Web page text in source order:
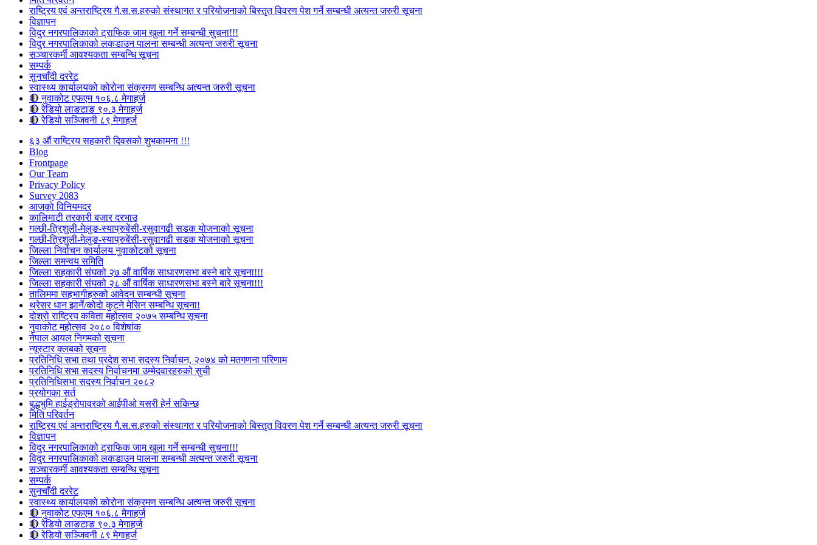
राष्ट्रिय एवं अन्तराष्ट्रिय गै.स.स.हरुको संस्थागत र परियोजनाको बिस्तृत विवरण पेश गर्ने सम्बन्धी अत्यन्त जरुरी सूचना
विज्ञापन
विदुर नगरपालिकाको ट्राफिक जाम खुला गर्ने सम्बन्धी सुचना!!!
विदुर नगरपालिकाको लकडाउन पालना सम्बन्धी अत्यन्त जरुरी सूचना
सञ्चारकर्मी आवश्यकता सम्बन्धि सूचना
सम्पर्क
सुनचाँदी दररेट
स्वास्थ्य कार्यालयको कोरोना संक्रमण सम्बन्धि अत्यन्त जरुरी सूचना
🔴 नुवाकोट एफएम १०६.८ मेगाहर्ज
🔴 रेडियो लाङटाङ ९०.३ मेगाहर्ज
🔴 रेडियो सञ्जिवनी ८९ मेगाहर्ज
६३ औं राष्ट्रिय सहकारी दिवसको शुभकामना !!!
Blog
Frontpage
Our Team
Privacy Policy
Survey 2083
आजकाे विनियमदर
कालिमाटी तरकारी बजार दरभाउ
गल्छी-त्रिशुली-मेलुङ-स्याप्रुबेंसी-रसुवागढी सडक योजनाको सूचना
गल्छी-त्रिशुली-मेलुङ-स्याप्रुबेंसी-रसुवागढी सडक योजनाको सूचना
जिल्ला निर्वाचन कार्यालय नुवाकोटको सूचना
जिल्ला समन्वय समिति
जिल्ला सहकारी संघको २७ औं वार्षिक साधारणसभा बस्ने बारे सूचना!!!
जिल्ला सहकारी संघको २८ औं वार्षिक साधारणसभा बस्ने बारे सूचना!!!
तालिममा सहभागीहरुको आवेदन सम्बन्धी सूचना
थ्रेसर धान झार्ने/काेदाे कुट्ने मेसिन सम्बन्धि सूचना!
दोश्रो राष्ट्रिय कविता महोत्सव २०७५ सम्बन्धि सूचना
नुवाकोट महोत्सव २०८० विशेषांक
नेपाल आयल निगमको सूचना
न्यूस्टार क्लबको सूचना
प्रतिनिधि सभा तथा प्रदेश सभा सदस्य निर्वाचन, २०७४ को मतगणना परिणाम
प्रतिनिधि सभा सदस्य निर्वाचनमा उम्मेदवारहरुको सुची
प्रतिनिधिसभा सदस्य निर्वाचन २०८२
प्रयोगका सर्त
बुद्धभुमि हाईड्रोपावरको आईपीओ यसरी हेर्न सकिन्छ
मिति परिवर्तन
राष्ट्रिय एवं अन्तराष्ट्रिय गै.स.स.हरुको संस्थागत र परियोजनाको बिस्तृत विवरण पेश गर्ने सम्बन्धी अत्यन्त जरुरी सूचना
विज्ञापन
विदुर नगरपालिकाको ट्राफिक जाम खुला गर्ने सम्बन्धी सुचना!!!
विदुर नगरपालिकाको लकडाउन पालना सम्बन्धी अत्यन्त जरुरी सूचना
सञ्चारकर्मी आवश्यकता सम्बन्धि सूचना
सम्पर्क
सुनचाँदी दररेट
स्वास्थ्य कार्यालयको कोरोना संक्रमण सम्बन्धि अत्यन्त जरुरी सूचना
🔴 नुवाकोट एफएम १०६.८ मेगाहर्ज
🔴 रेडियो लाङटाङ ९०.३ मेगाहर्ज
🔴 रेडियो सञ्जिवनी ८९ मेगाहर्ज